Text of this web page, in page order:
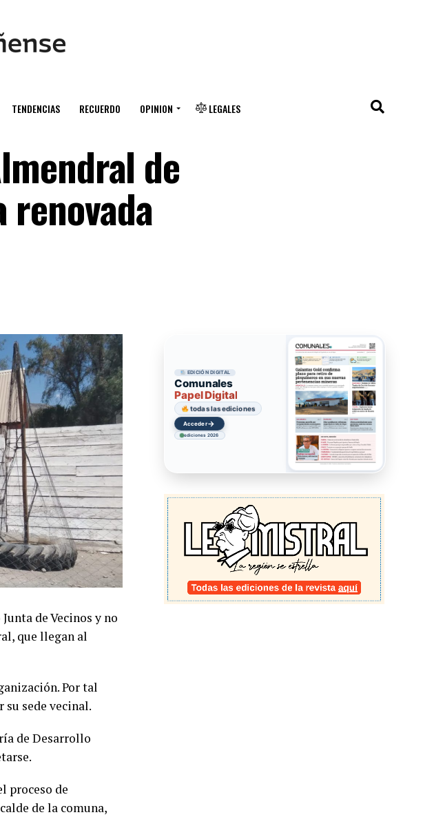
TENDENCIAS RECUERDO OPINION LEGALES
de
de Vecinos y no
que llegan al
Por tal
sede vecinal.
de Desarrollo
proceso de
de la comuna,
EDICIÓN DIGITAL
Comunales
Papel Digital
todas las ediciones
Acceder→
ediciones 2026